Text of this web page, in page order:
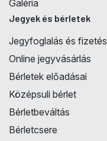
Galéria
Jegyek és bérletek
Jegyfoglalás és fizetés
Online jegyvásárlás
Bérletek előadásai
Középsuli bérlet
Bérletbeváltás
Bérletcsere